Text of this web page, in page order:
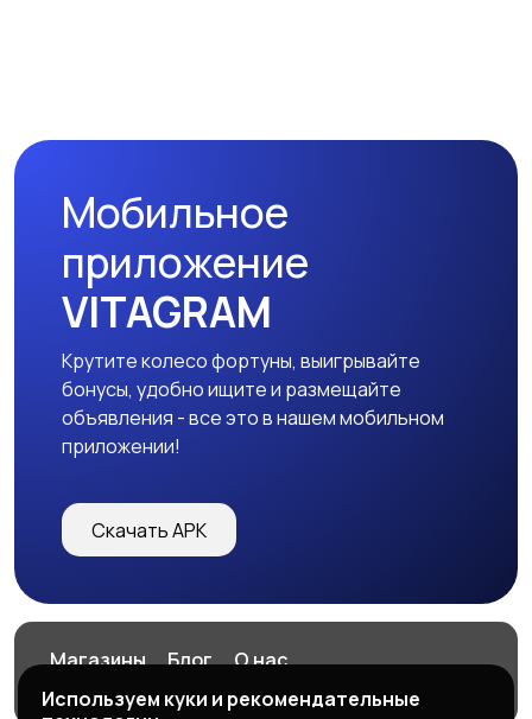
природе
дартс
Другое
Мобильное
приложение
VITAGRAM
Крутите колесо фортуны, выигрывайте
бонусы, удобно ищите и размещайте
объявления - все это в нашем мобильном
приложении!
Скачать APK
Магазины Блог
О нас
Служба поддержки
Используем куки и рекомендательные